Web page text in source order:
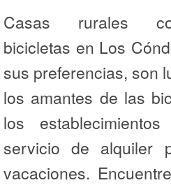
Casas rurales
bicicletas en Los
sus preferencias, son
los amantes de las
los
servicio de alquiler
vacaciones.